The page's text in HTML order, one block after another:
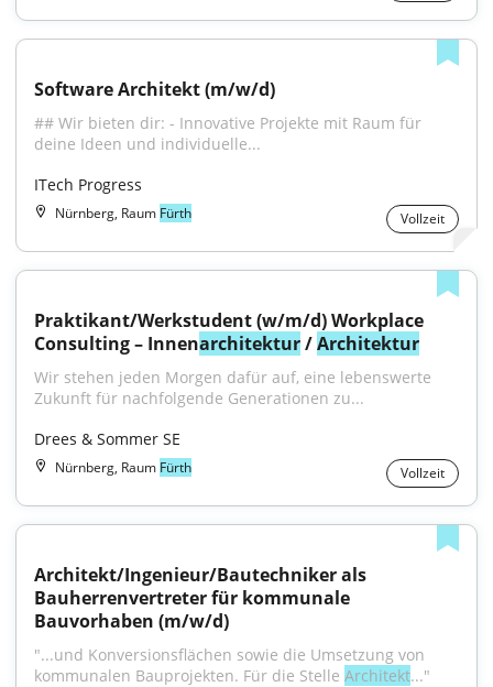
Software Architekt (m/w/d)
## Wir bieten dir: - Innovative Projekte mit Raum für
deine Ideen und individuelle...
ITech Progress
Nürnberg, Raum Fürth Vollzeit
Praktikant/Werkstudent (w/m/d) Workplace
Consulting – Innenarchitektur / Architektur
Wir stehen jeden Morgen dafür auf, eine lebenswerte
Zukunft für nachfolgende Generationen zu...
Drees & Sommer SE
Nürnberg, Raum Fürth Vollzeit
Architekt/Ingenieur/Bautechniker als
Bauherrenvertreter für kommunale
Bauvorhaben (m/w/d)
"...und Konversionsflächen sowie die Umsetzung von
kommunalen Bauprojekten. Für die Stelle Architekt..."